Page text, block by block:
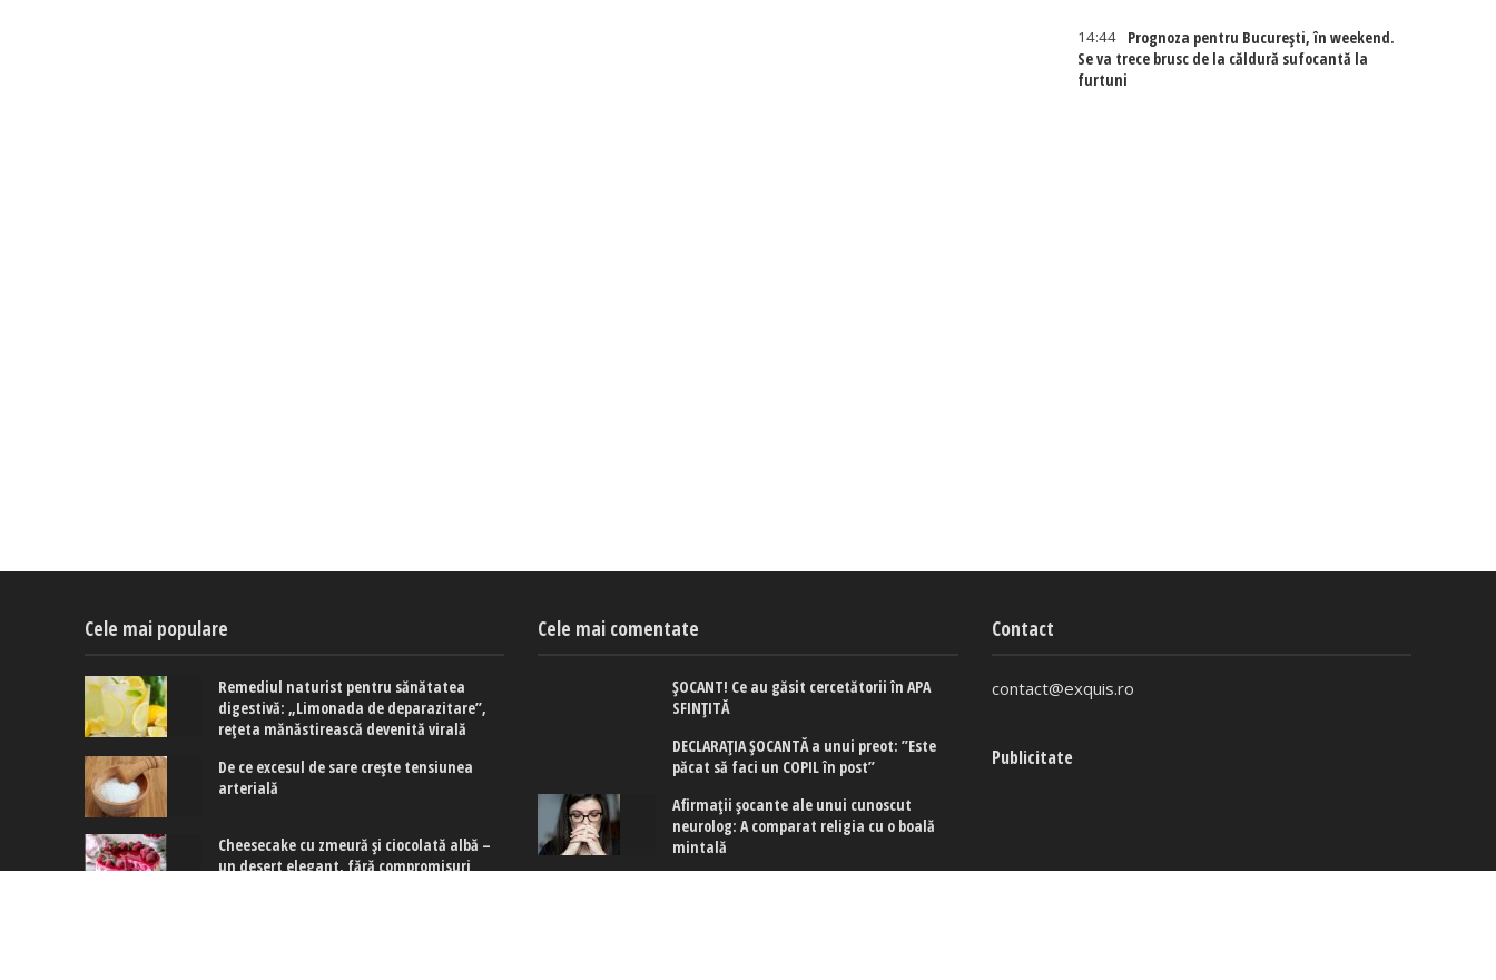
14:44
Prognoza pentru București, în weekend.
Se va trece brusc de la căldură sufocantă la
furtuni
Cele mai populare
Remediul naturist pentru sănătatea
digestivă: „Limonada de deparazitare”,
rețeta mănăstirească devenită virală
De ce excesul de sare crește tensiunea
arterială
Cheesecake cu zmeură și ciocolată albă –
un desert elegant, fără compromisuri
Cele mai comentate
ȘOCANT! Ce au găsit cercetătorii în APA
SFINȚITĂ
DECLARAȚIA ȘOCANTĂ a unui preot: ”Este
păcat să faci un COPIL în post”
Afirmaţii şocante ale unui cunoscut
neurolog: A comparat religia cu o boală
mintală
Contact
contact@exquis.ro
Publicitate